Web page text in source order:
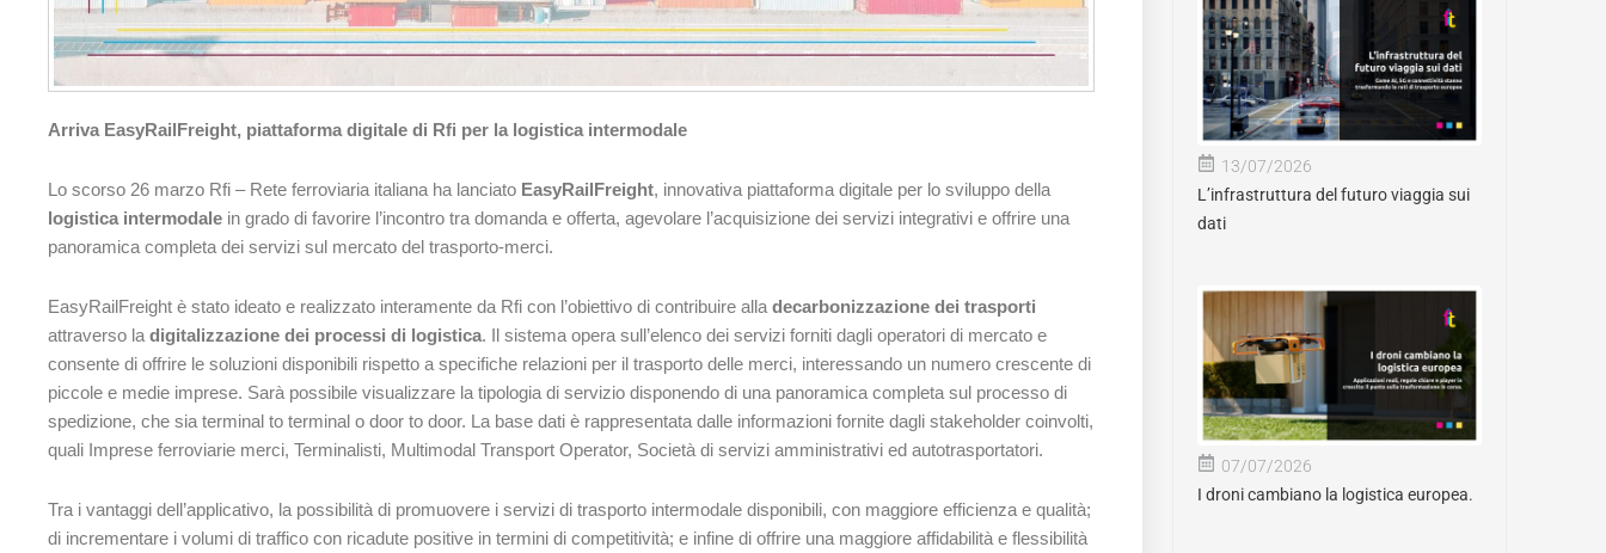
Arriva EasyRailFreight, piattaforma digitale di Rfi per la logistica intermodale
Lo scorso 26 marzo Rfi – Rete ferroviaria italiana ha lanciato EasyRailFreight, innovativa piattaforma digitale per lo sviluppo della
logistica intermodale in grado di favorire l’incontro tra domanda e offerta, agevolare l’acquisizione dei servizi integrativi e offrire una
panoramica completa dei servizi sul mercato del trasporto-merci.
EasyRailFreight è stato ideato e realizzato interamente da Rfi con l’obiettivo di contribuire alla decarbonizzazione dei trasporti
attraverso la digitalizzazione dei processi di logistica. Il sistema opera sull’elenco dei servizi forniti dagli operatori di mercato e
consente di offrire le soluzioni disponibili rispetto a specifiche relazioni per il trasporto delle merci, interessando un numero crescente di
piccole e medie imprese. Sarà possibile visualizzare la tipologia di servizio disponendo di una panoramica completa sul processo di
spedizione, che sia terminal to terminal o door to door. La base dati è rappresentata dalle informazioni fornite dagli stakeholder coinvolti,
quali Imprese ferroviarie merci, Terminalisti, Multimodal Transport Operator, Società di servizi amministrativi ed autotrasportatori.
Tra i vantaggi dell’applicativo, la possibilità di promuovere i servizi di trasporto intermodale disponibili, con maggiore efficienza e qualità;
di incrementare i volumi di traffico con ricadute positive in termini di competitività; e infine di offrire una maggiore affidabilità e flessibilità
13/07/2026
L’infrastruttura del futuro viaggia sui
dati
07/07/2026
I droni cambiano la logistica europea.